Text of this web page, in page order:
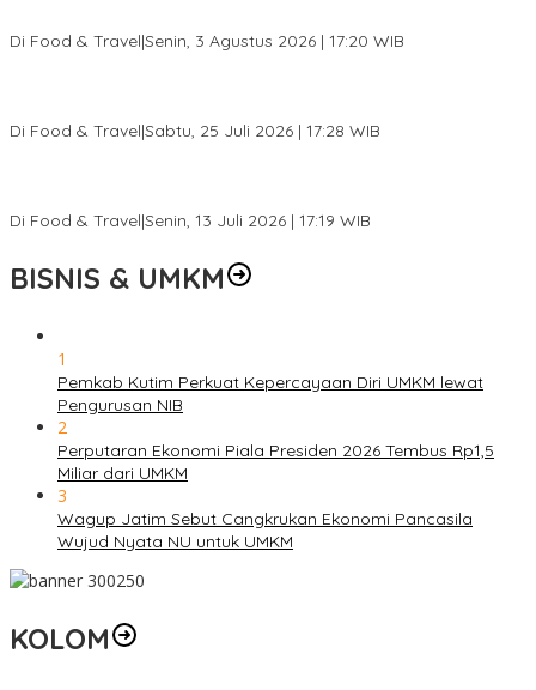
Di Food & Travel|Senin, 3 Agustus 2026 | 17:20 WIB
Di Food & Travel|Sabtu, 25 Juli 2026 | 17:28 WIB
Di Food & Travel|Senin, 13 Juli 2026 | 17:19 WIB
BISNIS & UMKM
1
Pemkab Kutim Perkuat Kepercayaan Diri UMKM lewat
Pengurusan NIB
2
Perputaran Ekonomi Piala Presiden 2026 Tembus Rp1,5
Miliar dari UMKM
3
Wagup Jatim Sebut Cangkrukan Ekonomi Pancasila
Wujud Nyata NU untuk UMKM
KOLOM